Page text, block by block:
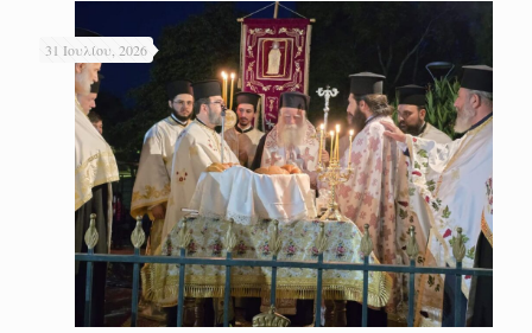
31 Ιουλίου, 2026